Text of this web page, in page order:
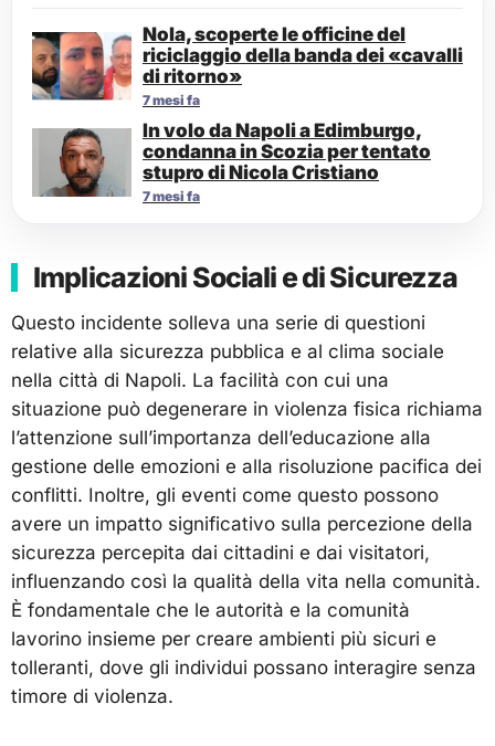
Nola, scoperte le officine del
riciclaggio della banda dei «cavalli
di ritorno»
7 mesi fa
In volo da Napoli a Edimburgo,
condanna in Scozia per tentato
stupro di Nicola Cristiano
7 mesi fa
Implicazioni Sociali e di Sicurezza
Questo incidente solleva una serie di questioni
relative alla sicurezza pubblica e al clima sociale
nella città di Napoli. La facilità con cui una
situazione può degenerare in violenza fisica richiama
l’attenzione sull’importanza dell’educazione alla
gestione delle emozioni e alla risoluzione pacifica dei
conflitti. Inoltre, gli eventi come questo possono
avere un impatto significativo sulla percezione della
sicurezza percepita dai cittadini e dai visitatori,
influenzando così la qualità della vita nella comunità.
È fondamentale che le autorità e la comunità
lavorino insieme per creare ambienti più sicuri e
tolleranti, dove gli individui possano interagire senza
timore di violenza.